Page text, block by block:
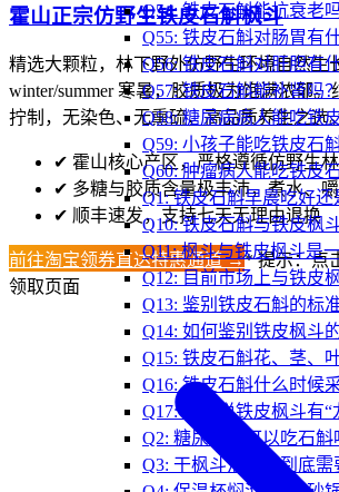
Q54: 铁皮石斛能抗衰老吗
Q55: 铁皮石斛对肠胃有
Q56: 铁皮石斛对肝胆有
Q57: 铁皮石斛能补肾吗
Q58: 糖尿病病人能吃铁
Q59: 小孩子能吃铁皮石斛
Q60: 肿瘤病人能吃铁皮
Q1: 铁皮石斛早晨吃好还
Q10: 铁皮石斛与铁皮枫
Q11: 枫斗与铁皮枫斗是
Q12: 目前市场上与铁皮
Q13: 鉴别铁皮石斛的标
Q14: 如何鉴别铁皮枫斗
Q15: 铁皮石斛花、茎、
Q16: 铁皮石斛什么时候
Q17: 常听说铁皮枫斗有
Q2: 糖尿病人可以吃石
Q3: 干枫斗泡水，到底
霍山正宗仿野生铁皮石斛枫斗
精选大颗粒，林下野外仿野生环境自然生
winter/summer 寒暑，胶质极为饱满浓郁
拧制，无染色、无熏硫，高品质养生之选
✔ 霍山核心产区，严格遵循仿野生
✔ 多糖与胶质含量极丰沛，煮水、
✔ 顺丰速发，支持七天无理由退换
前往淘宝领券直达特惠通道 →* 提示：点
领取页面